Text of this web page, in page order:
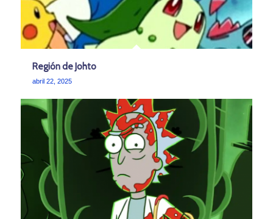
Región de Johto
abril 22, 2025